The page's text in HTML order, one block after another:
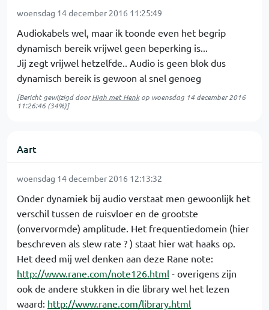
woensdag 14 december 2016 11:25:49
Audiokabels wel, maar ik toonde even het begrip
dynamisch bereik vrijwel geen beperking is...
Jij zegt vrijwel hetzelfde.. Audio is geen blok dus
dynamisch bereik is gewoon al snel genoeg
[Bericht gewijzigd doorHigh met Henkop woensdag 14 december 2016
11:26:46(34%)]
Aart
woensdag 14 december 2016 12:13:32
Onder dynamiek bij audio verstaat men gewoonlijk het
verschil tussen de ruisvloer en de grootste
(onvervormde) amplitude. Het frequentiedomein (hier
beschreven als slew rate ? ) staat hier wat haaks op.
Het deed mij wel denken aan deze Rane note:
http://www.rane.com/note126.html - overigens zijn
ook de andere stukken in die library wel het lezen
waard: http://www.rane.com/library.html